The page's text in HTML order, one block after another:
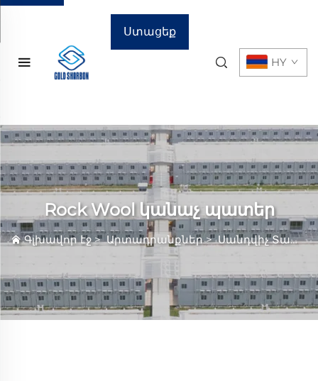
Ստացեք
HY
Rock Wool կանաչ պատեր
Գլխավոր էջ>Արտադրանքներ>Սանդվիչ Տախտ